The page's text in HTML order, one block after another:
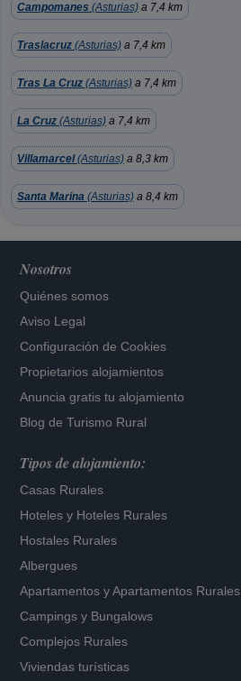
Campomanes (Asturias) a 7,4 km
Traslacruz (Asturias) a 7,4 km
Tras La Cruz (Asturias) a 7,4 km
La Cruz (Asturias) a 7,4 km
Villamarcel(Asturias) a 8,3 km
Santa Marina (Asturias) a 8,4 km
Nosotros
Quiénes somos
Aviso Legal
Configuración de Cookies
Propietarios alojamientos
Anuncia gratis tu alojamiento
Blog de Turismo Rural
Tipos de alojamiento:
Casas Rurales
Hoteles y Hoteles Rurales
Hostales Rurales
Albergues
Apartamentos yApartamentos Rurales
Campings y Bungalows
Complejos Rurales
Viviendas turísticas